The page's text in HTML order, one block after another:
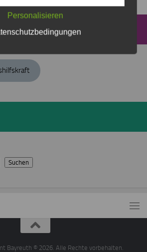
Suchen
Bayreuth © 2026. Alle Rechte vorbehalten.
Personalisieren